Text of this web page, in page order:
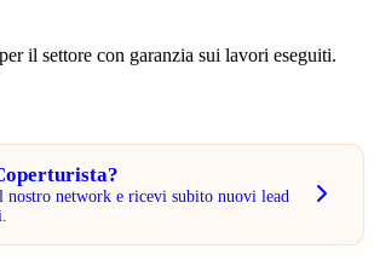
il settore con garanzia sui lavori eseguiti.
nostro network e ricevi subito nuovi lead